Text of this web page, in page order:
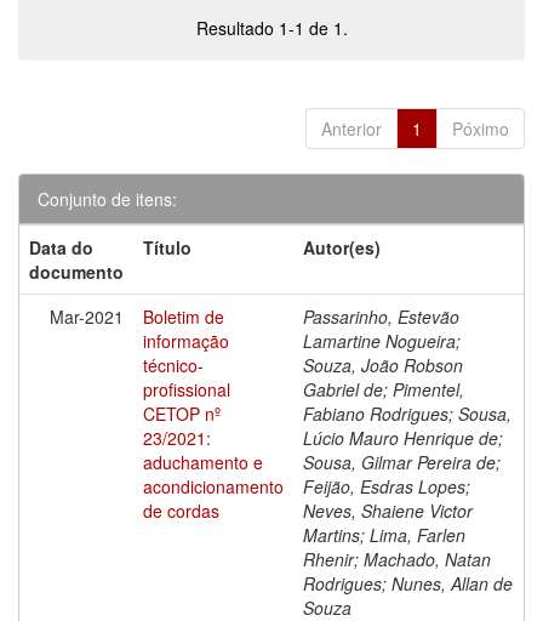
Resultado 1-1 de 1.
Anterior 1 Póximo
Conjunto de itens:
Data do
documento
Título Autor(es)
Mar-2021
Boletim de
informação
técnico-
profissional
CETOP nº
23/2021:
aduchamento e
acondicionamento
de cordas
Passarinho, Estevão
Lamartine Nogueira;
Souza, João Robson
Gabriel de; Pimentel,
Fabiano Rodrigues; Sousa,
Lúcio Mauro Henrique de;
Sousa, Gilmar Pereira de;
Feijão, Esdras Lopes;
Neves, Shaiene Victor
Martins; Lima, Farlen
Rhenir; Machado, Natan
Rodrigues; Nunes, Allan de
Souza